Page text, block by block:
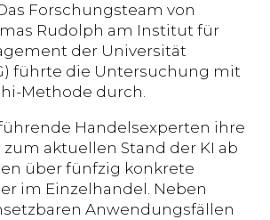
Forschungsteam von
Rudolph am Institut für
der Universität
führte die Untersuchung mit
Methode durch.
Handelsexperten ihre
aktuellen Stand der KI ab
über fünfzig konkrete
im Einzelhandel. Neben
Anwendungsfällen